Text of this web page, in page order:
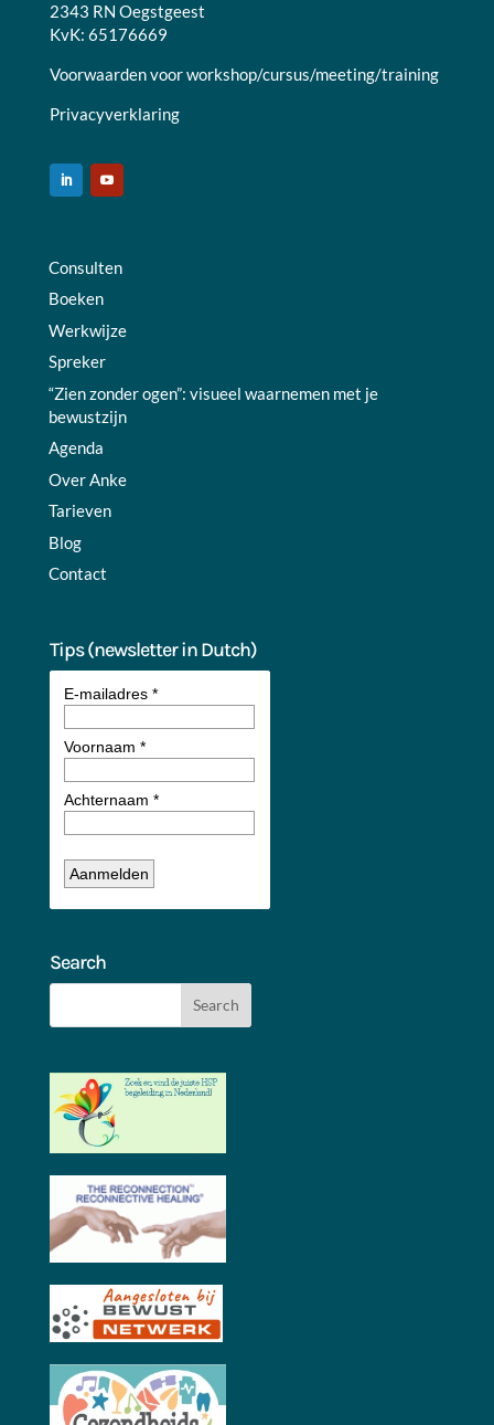
2343 RN Oegstgeest
KvK: 65176669
Voorwaarden voor workshop/cursus/meeting/training
Privacyverklaring
Consulten
Boeken
Werkwijze
Spreker
“Zien zonder ogen”: visueel waarnemen met je
bewustzijn
Agenda
Over Anke
Tarieven
Blog
Contact
Tips (newsletter in Dutch)
Search